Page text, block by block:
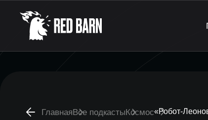
ГлавнаяВсе подкастыКосмос«Робот-